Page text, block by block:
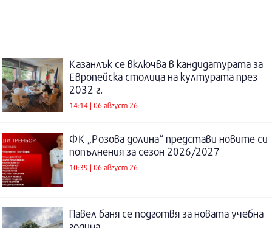
Казанлък се включва в кандидатурата за
Европейска столица на културата през
2032 г.
14:14 | 06 август 26
ФК „Розова долина“ представи новите си
попълнения за сезон 2026/2027
10:39 | 06 август 26
Павел баня се подготвя за новата учебна